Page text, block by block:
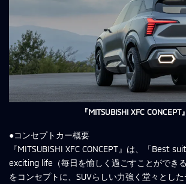
『MITSUBISHI XFC CONCEPT』
●コンセプトカー概要
『MITSUBISHI XFC CONCEPT』は、「Best
exciting life（毎日を愉しく過ごすことができ
をコンセプトに、SUVらしい力強く堂々とし